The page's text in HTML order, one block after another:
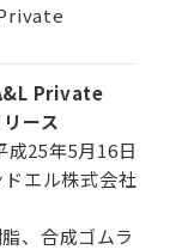
Private
ース
成25年5月16日
ドエル株式会社
、合成ゴムラ